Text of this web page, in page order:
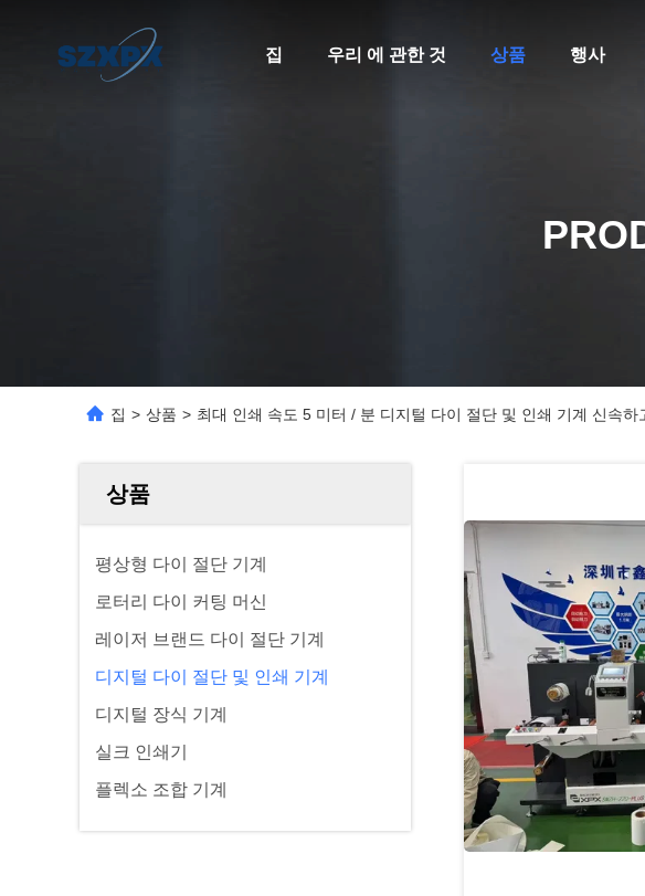
집 우리 에 관한 것 상품 행사
집 > 상품 > 최대 인쇄 속도 5 미터 / 분 디지털 다이 절단 및 인쇄 기계 신속하
상품
평상형 다이 절단 기계
로터리 다이 커팅 머신
레이저 브랜드 다이 절단 기계
디지털 다이 절단 및 인쇄 기계
디지털 장식 기계
실크 인쇄기
플렉소 조합 기계